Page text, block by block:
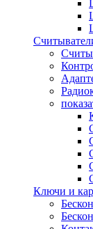
Ключи и